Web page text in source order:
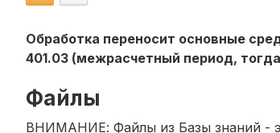
Обработка переносит основные
401.03 (межрасчетный период,
Файлы
ВНИМАНИЕ: Файлы из Базы знаний -